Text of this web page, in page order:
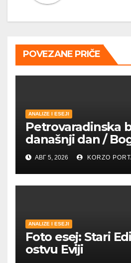
POVEZANE PRIČE
ANALIZE I ESEJI
Petrovaradinska
današnji dan /
pobednica u
АВГ 5, 2026 KORZO
ANALIZE I ESEJI
Foto esej: Stari
ostvu Eviji